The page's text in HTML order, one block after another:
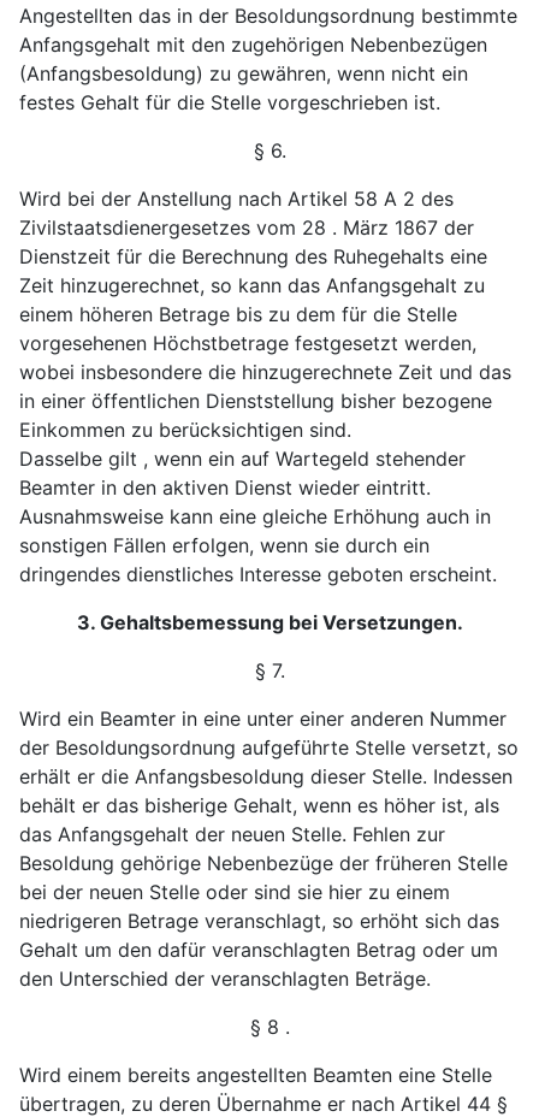
Angestellten das in der Besoldungsordnung bestimmte
Anfangsgehalt mit den zugehörigen Nebenbezügen
(Anfangsbesoldung) zu gewähren, wenn nicht ein
festes Gehalt für die Stelle vorgeschrieben ist.
§ 6.
Wird bei der Anstellung nach Artikel 58 A 2 des
Zivilstaatsdienergesetzes vom 28 . März 1867 der
Dienstzeit für die Berechnung des Ruhegehalts eine
Zeit hinzugerechnet, so kann das Anfangsgehalt zu
einem höheren Betrage bis zu dem für die Stelle
vorgesehenen Höchstbetrage festgesetzt werden,
wobei insbesondere die hinzugerechnete Zeit und das
in einer öffentlichen Dienststellung bisher bezogene
Einkommen zu berücksichtigen sind.
Dasselbe gilt , wenn ein auf Wartegeld stehender
Beamter in den aktiven Dienst wieder eintritt.
Ausnahmsweise kann eine gleiche Erhöhung auch in
sonstigen Fällen erfolgen, wenn sie durch ein
dringendes dienstliches Interesse geboten erscheint.
3. Gehaltsbemessung bei Versetzungen.
§ 7.
Wird ein Beamter in eine unter einer anderen Nummer
der Besoldungsordnung aufgeführte Stelle versetzt, so
erhält er die Anfangsbesoldung dieser Stelle. Indessen
behält er das bisherige Gehalt, wenn es höher ist, als
das Anfangsgehalt der neuen Stelle. Fehlen zur
Besoldung gehörige Nebenbezüge der früheren Stelle
bei der neuen Stelle oder sind sie hier zu einem
niedrigeren Betrage veranschlagt, so erhöht sich das
Gehalt um den dafür veranschlagten Betrag oder um
den Unterschied der veranschlagten Beträge.
§ 8 .
Wird einem bereits angestellten Beamten eine Stelle
übertragen, zu deren Übernahme er nach Artikel 44 §